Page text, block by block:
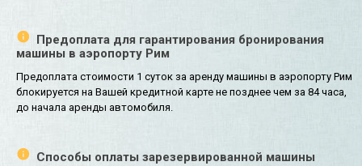
Предоплата для гарантирования бронирования
машины в аэропорту Рим
Предоплата стоимости 1 суток за аренду машины в аэропорту Рим
блокируется на Вашей кредитной карте не позднее чем за 84 часа,
до начала аренды автомобиля.
Способы оплаты зарезервированной машины